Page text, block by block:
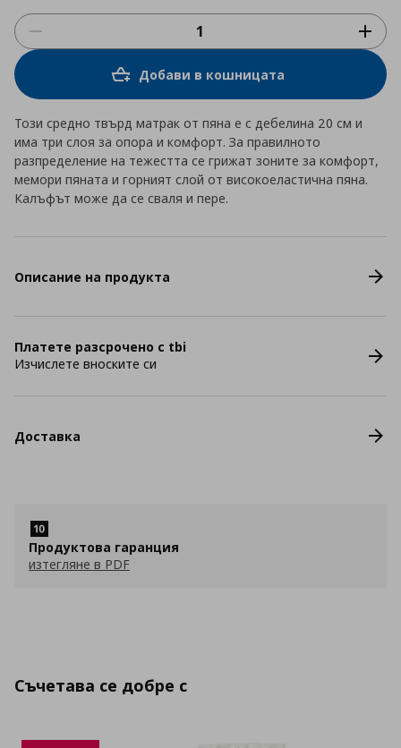
Добави в кошницата
Този средно твърд матрак от пяна е с дебелина 20 см и
има три слоя за опора и комфорт. За правилното
разпределение на тежестта се грижат зоните за комфорт,
мемори пяната и горният слой от високоеластична пяна.
Калъфът може да се сваля и пере.
Описание на продукта
Платете разсрочено с tbi
Изчислете вноските си
Доставка
Продуктова гаранция
изтегляне в PDF
Съчетава се добре с